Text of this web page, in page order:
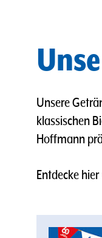
Unsere
klassischen
Hoffmann
Entdecke